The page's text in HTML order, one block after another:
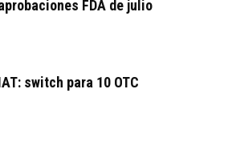
FDA de julio
switch para 10 OTC